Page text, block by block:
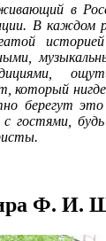
в
В каждом
который
берегут
гостями,
Ф. И.